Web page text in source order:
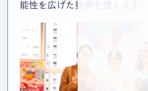
能性を広げた挑戦を讃えます。